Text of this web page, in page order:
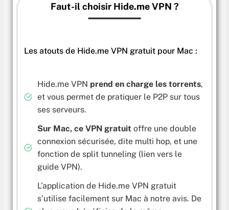
Faut-il choisir Hide.me VPN ?
Les atouts de Hide.me VPN gratuit pour Mac :
Hide.me VPN prend en charge les torrents,
et vous permet de pratiquer le P2P sur tous
ses serveurs.
Sur Mac, ce VPN gratuit offre une double
connexion sécurisée, dite multi hop, et une
fonction de split tunneling (lien vers le
guide VPN).
L’application de Hide.me VPN gratuit
s’utilise facilement sur Mac à notre avis. De